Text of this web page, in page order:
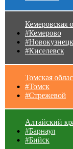
Кемеровская
#Кемерово
#Новокузнецк
#Киселевск
Томская
#Томск
#Стрежевой
Алтайский
#Барнаул
#Бийск